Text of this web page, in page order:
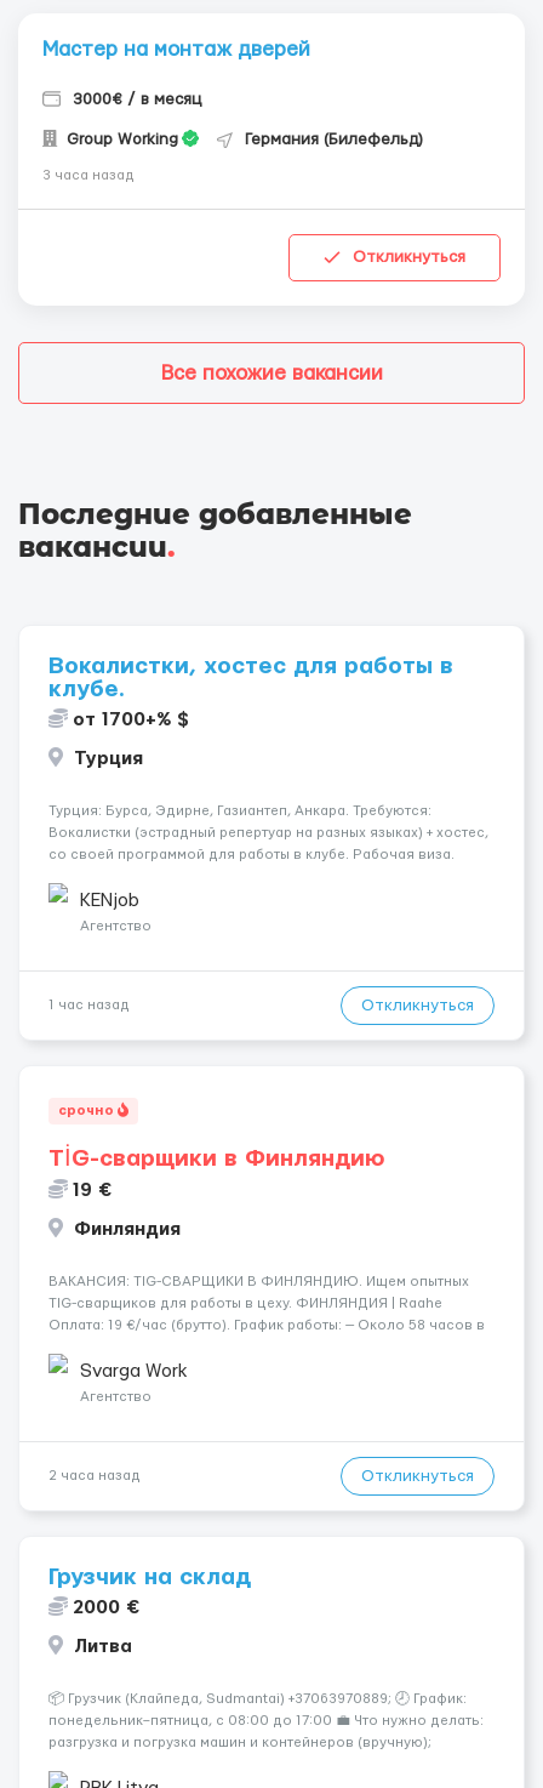
Мастер на монтаж дверей
3000€ / в месяц
Group Working Германия (Билефельд)
3 часа назад
Откликнуться
Все похожие вакансии
Последние добавленные
вакансии.
Вокалистки, хостес для работы в
клубе.
от 1700+% $
Турция
Турция: Бурса, Эдирне, Газиантеп, Анкара. Требуются:
Вокалистки (эстрадный репертуар на разных языках) + хостеc,
со своей программой для работы в клубе. Рабочая виза.
одного до трех месяцев. Мед. страховка. Высокая зарплат...
KENjob
Агентство
1 час назад Откликнуться
срочно
TİG-сварщики в Финляндию
19 €
Финляндия
​​ВАКАНСИЯ: TIG-СВАРЩИКИ В ФИНЛЯНДИЮ. Ищем опытных
TIG-сварщиков для работы в цеху. ФИНЛЯНДИЯ | Raahe
Оплата: 19 €/час (брутто). График работы: — Около 58 часов в
переработки. Дата начала: — Как можно скорее....
Svarga Work
Агентство
2 часа назад Откликнуться
Грузчик на склад
2000 €
Литва
📦 Грузчик (Клайпеда, Sudmantai) +37063970889; 🕗 График:
понедельник–пятница, с 08:00 до 17:00 💼 Что нужно делать:
разгрузка и погрузка машин и контейнеров (вручную);